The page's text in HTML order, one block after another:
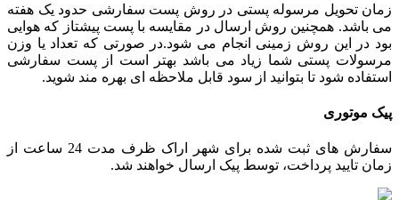
زمان تحویل مرسوله پستی در روش پست سفارشی حدود یک هفته
می باشد. همچنین روش ارسال در مقایسه با پست پیشتاز که هوایی
بود در این روش زمینی انجام می شود.در صورتی که تعداد یا وزن
مرسولات پستی شما زیاد می باشد بهتر است از پست سفارشی
استفاده شود تا بتوانید از سود قابل ملاحظه ای بهره مند شوید.
پیک موتوری
سفارش های ثبت شده برای شهر اراک ظرف مدت 24 ساعت از
زمان تایید پرداخت، توسط پیک ارسال خواهند شد.